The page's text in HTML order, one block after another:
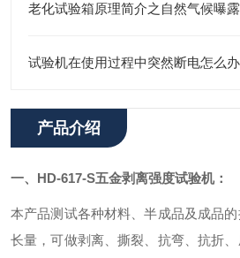
老化试验箱原理简介之自然气候曝
试验机在使用过程中突然断电怎么
产品介绍
一、HD-617-S五金剥离强度试验机：
本产品测试各种材料、半成品及成品
长量，可做剥离、撕裂、抗弯、抗折、